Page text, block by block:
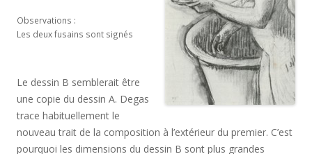
Observations :
Les deux fusains sont signés
Le dessin B semblerait être
une copie du dessin A. Degas
trace habituellement le
nouveau trait de la composition à l’extérieur du premier. C’est
pourquoi les dimensions du dessin B sont plus grandes